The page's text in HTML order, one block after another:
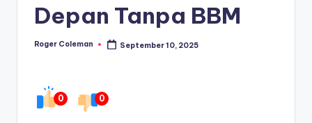
Depan Tanpa BBM
Posted
Roger Coleman September 10, 2025
0 0